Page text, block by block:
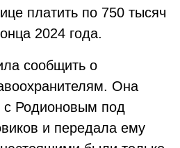
платить по 750 тысяч
2024 года.
сообщить о
Она
с Родионовым под
и передала ему